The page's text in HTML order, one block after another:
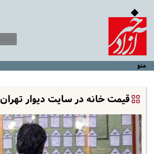
منو
قیمت خانه در سایت دیوار تهران